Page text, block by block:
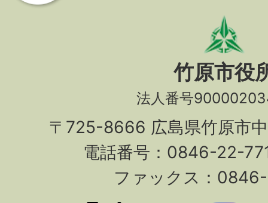
竹原市役
法人番号
〒725-8666 広島県竹原市
電話番号：0846-22-
ファックス：